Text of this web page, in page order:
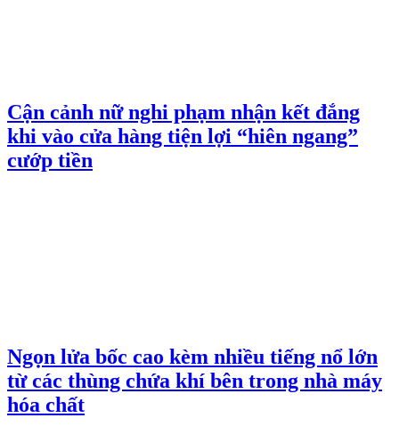
Cận cảnh nữ nghi phạm nhận kết đắng
khi vào cửa hàng tiện lợi “hiên ngang”
cướp tiền
Ngọn lửa bốc cao kèm nhiều tiếng nổ lớn
từ các thùng chứa khí bên trong nhà máy
hóa chất